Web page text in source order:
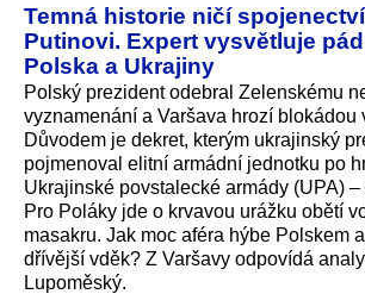
Temná historie ničí
Putinovi. Expert vysvětluje
Polska a Ukrajiny
Polský prezident odebral Zelenskému
vyznamenání a Varšava hrozí blokádou
Důvodem je dekret, kterým ukrajinský
pojmenoval elitní armádní jednotku po
Ukrajinské povstalecké armády (UPA)
Pro Poláky jde o krvavou urážku obětí
masakru. Jak moc aféra hýbe Polskem
dřívější vděk? Z Varšavy odpovídá
Lupoměský.